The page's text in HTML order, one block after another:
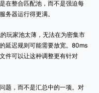
在整合匹配池，而不是强迫每
务器运行得更满。
玩家池太薄，无法在为密集市
延迟规则可能需要放宽。80ms
件可以让这种调整更有针对
题，而不是汇总中的一项。对